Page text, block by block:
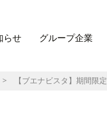
らせ グループ企業
> 【ブエナビスタ】期間限定